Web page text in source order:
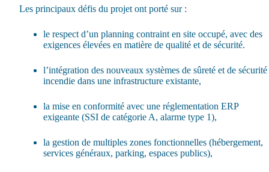
Les principaux défis du projet ont porté sur :
le respect d’un planning contraint en site occupé, avec des
exigences élevées en matière de qualité et de sécurité.
l’intégration des nouveaux systèmes de sûreté et de sécurité
incendie dans une infrastructure existante,
la mise en conformité avec une réglementation ERP
exigeante (SSI de catégorie A, alarme type 1),
la gestion de multiples zones fonctionnelles (hébergement,
services généraux, parking, espaces publics),